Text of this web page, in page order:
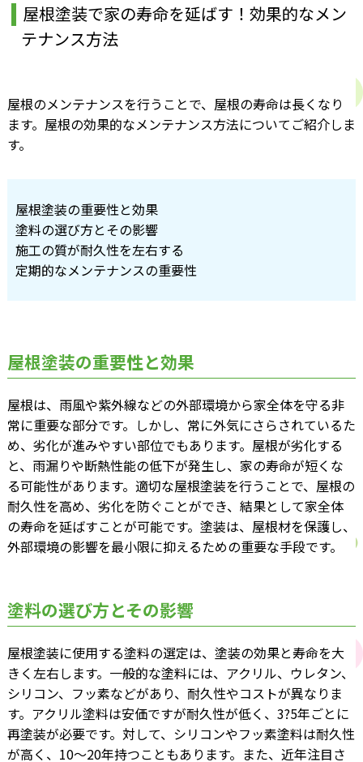
屋根塗装で家の寿命を延ばす！効果的なメン
テナンス方法
屋根のメンテナンスを行うことで、屋根の寿命は長くなり
ます。屋根の効果的なメンテナンス方法についてご紹介しま
す。
屋根塗装の重要性と効果
塗料の選び方とその影響
施工の質が耐久性を左右する
定期的なメンテナンスの重要性
屋根塗装の重要性と効果
屋根は、雨風や紫外線などの外部環境から家全体を守る非
常に重要な部分です。しかし、常に外気にさらされているた
め、劣化が進みやすい部位でもあります。屋根が劣化する
と、雨漏りや断熱性能の低下が発生し、家の寿命が短くな
る可能性があります。適切な屋根塗装を行うことで、屋根の
耐久性を高め、劣化を防ぐことができ、結果として家全体
の寿命を延ばすことが可能です。塗装は、屋根材を保護し、
外部環境の影響を最小限に抑えるための重要な手段です。
塗料の選び方とその影響
屋根塗装に使用する塗料の選定は、塗装の効果と寿命を大
きく左右します。一般的な塗料には、アクリル、ウレタン、
シリコン、フッ素などがあり、耐久性やコストが異なりま
す。アクリル塗料は安価ですが耐久性が低く、3?5年ごとに
再塗装が必要です。対して、シリコンやフッ素塗料は耐久性
が高く、10～20年持つこともあります。また、近年注目さ